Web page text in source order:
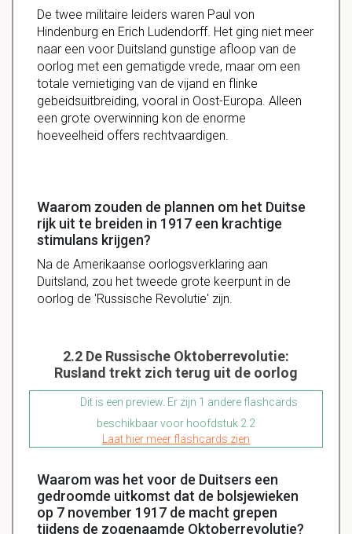
De twee militaire leiders waren Paul von
Hindenburg en Erich Ludendorff. Het ging niet meer
naar een voor Duitsland gunstige afloop van de
oorlog met een gematigde vrede, maar om een
totale vernietiging van de vijand en flinke
gebeidsuitbreiding, vooral in Oost-Europa. Alleen
een grote overwinning kon de enorme
hoeveelheid offers rechtvaardigen.
Waarom zouden de plannen om het Duitse
rijk uit te breiden in 1917 een krachtige
stimulans krijgen?
Na de Amerikaanse oorlogsverklaring aan
Duitsland, zou het tweede grote keerpunt in de
oorlog de 'Russische Revolutie' zijn.
2.2 De Russische Oktoberrevolutie:
Rusland trekt zich terug uit de oorlog
Dit is een preview. Er zijn 1 andere flashcards
beschikbaar voor hoofdstuk 2.2
Laat hier meer flashcards zien
Waarom was het voor de Duitsers een
gedroomde uitkomst dat de bolsjewieken
op 7 november 1917 de macht grepen
tijdens de zogenaamde Oktoberrevolutie?